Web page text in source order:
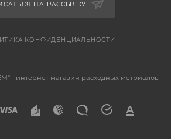
НА РАССЫЛКУ
КОНФИДЕНЦИАЛЬНОСТИ
- интернет магазин расходных метриалов